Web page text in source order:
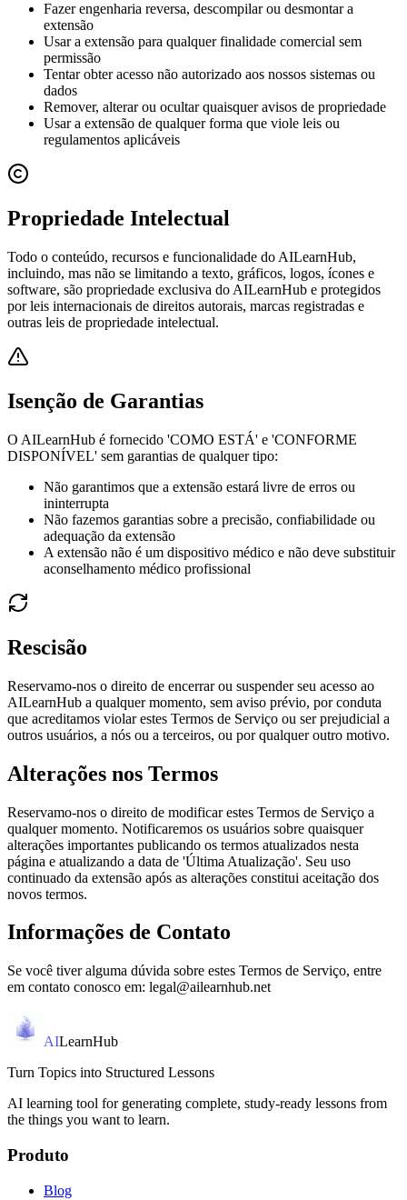
Fazer engenharia reversa, descompilar ou desmontar a
extensão
Usar a extensão para qualquer finalidade comercial sem
permissão
Tentar obter acesso não autorizado aos nossos sistemas ou
dados
Remover, alterar ou ocultar quaisquer avisos de propriedade
Usar a extensão de qualquer forma que viole leis ou
regulamentos aplicáveis
Propriedade Intelectual
Todo o conteúdo, recursos e funcionalidade do AILearnHub,
incluindo, mas não se limitando a texto, gráficos, logos, ícones e
software, são propriedade exclusiva do AILearnHub e protegidos
por leis internacionais de direitos autorais, marcas registradas e
outras leis de propriedade intelectual.
Isenção de Garantias
O AILearnHub é fornecido 'COMO ESTÁ' e 'CONFORME
DISPONÍVEL' sem garantias de qualquer tipo:
Não garantimos que a extensão estará livre de erros ou
ininterrupta
Não fazemos garantias sobre a precisão, confiabilidade ou
adequação da extensão
A extensão não é um dispositivo médico e não deve substituir
aconselhamento médico profissional
Rescisão
Reservamo-nos o direito de encerrar ou suspender seu acesso ao
AILearnHub a qualquer momento, sem aviso prévio, por conduta
que acreditamos violar estes Termos de Serviço ou ser prejudicial a
outros usuários, a nós ou a terceiros, ou por qualquer outro motivo.
Alterações nos Termos
Reservamo-nos o direito de modificar estes Termos de Serviço a
qualquer momento. Notificaremos os usuários sobre quaisquer
alterações importantes publicando os termos atualizados nesta
página e atualizando a data de 'Última Atualização'. Seu uso
continuado da extensão após as alterações constitui aceitação dos
novos termos.
Informações de Contato
Se você tiver alguma dúvida sobre estes Termos de Serviço, entre
em contato conosco em: legal@ailearnhub.net
AILearnHub
Turn Topics into Structured Lessons
AI learning tool for generating complete, study-ready lessons from
the things you want to learn.
Produto
Blog